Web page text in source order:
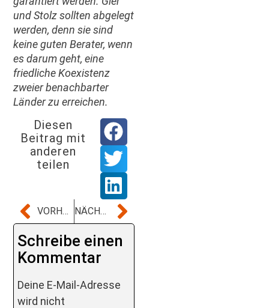
und Stolz sollten abgelegt
werden, denn sie sind
keine guten Berater, wenn
es darum geht, eine
friedliche Koexistenz
zweier benachbarter
Länder zu erreichen.
Diesen
Beitrag mit
anderen
teilen
VORHERIGER BEITRAG NÄCHSTER BEITRAG
Schreibe einen
Kommentar
Deine E-Mail-Adresse
wird nicht